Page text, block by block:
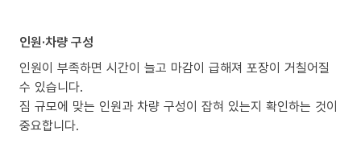
인원·차량 구성
인원이 부족하면 시간이 늘고 마감이 급해져 포장이 거칠어질
수 있습니다.
짐 규모에 맞는 인원과 차량 구성이 잡혀 있는지 확인하는 것이
중요합니다.